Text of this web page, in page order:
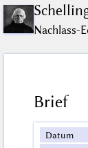
Nachlass-
Brief
Datum